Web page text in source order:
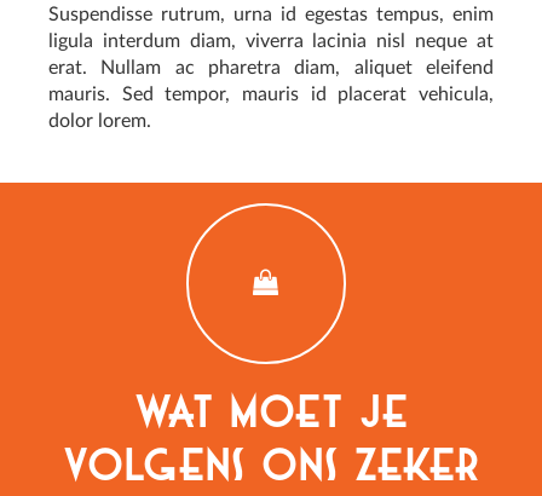
Suspendisse rutrum, urna id egestas tempus, enim
ligula interdum diam, viverra lacinia nisl neque at
erat. Nullam ac pharetra diam, aliquet eleifend
mauris. Sed tempor, mauris id placerat vehicula,
dolor lorem.
Wat moet je
volgens ons zeker